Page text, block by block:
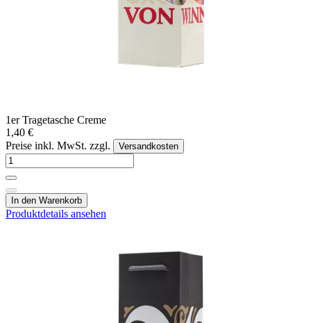
1er Tragetasche Creme
1,40 €
Preise inkl. MwSt. zzgl.
Versandkosten
In den Warenkorb
Produktdetails ansehen